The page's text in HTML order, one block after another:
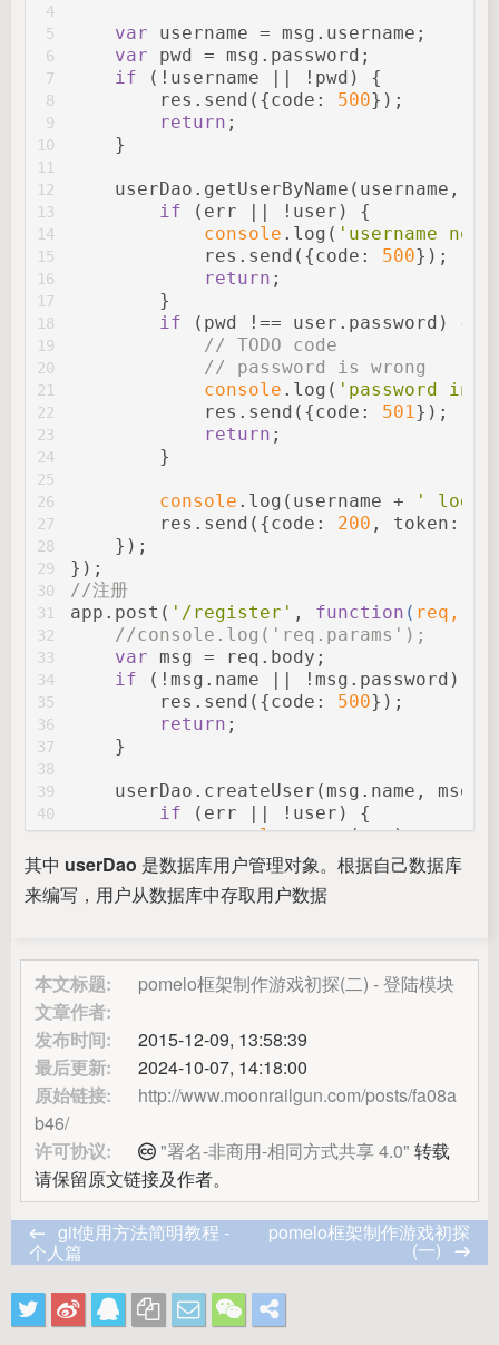
4
5
6
7
8
9
10
11
12
13
14
15
16
17
18
19
20
21
22
23
24
25
26
27
28
29
30
31
32
33
34
35
36
37
38
39
40
41
42
44
48
49
50
51
52
var username = msg.username;
var pwd = msg.password;
if (!username || !pwd) {
        res.send({
code : 500});
return ;
    }
    userDao.getUserByName(username,
if (err || !user) {
console .log( 'username
            res.send({
code : 500});
return ;
        }
if (pwd !== user.password) {
// TODO code
// password is wrong
console .log( 'password
            res.send({
code : 501 });
return ;
        }
console .log(username +
'
        res.send({
code : 200 , token :
    });
});
//注册
app.post( '/register' , function ( req,
//console.log('req.params');
var msg = req.body;
if (!msg.name || !msg.password) {
        res.send({
code : 500});
return ;
    }
userDao.createUser(msg.name,
if (err || !user) {
console.error(err);
if (err && err.code ===
                res.send({
code: 501
            }
else {
console.log('A new user
            res.send({
        }
    });
});
其中 userDao 是数据库用户管理对象。根据自己数据库
来编写，用户从数据库中存取用户数据
本文标题:
pomelo框架制作游戏初探(二) - 登陆模块
文章作者:
发布时间:
2015-12-09, 13:58:39
最后更新:
2024-10-07, 14:18:00
原始链接:
http://www.moonrailgun.com/posts/fa08a
b46/
许可协议:
"署名-非商用-相同方式共享 4.0" 转载
请保留原文链接及作者。
git使用方法简明教程 -
个人篇
pomelo框架制作游戏初探
(一)